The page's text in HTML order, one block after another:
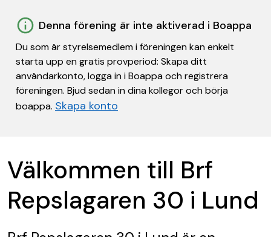
Denna förening är inte aktiverad i Boappa
Du som är styrelsemedlem i föreningen kan enkelt
starta upp en gratis provperiod: Skapa ditt
användarkonto, logga in i Boappa och registrera
föreningen. Bjud sedan in dina kollegor och börja
boappa. Skapa konto
Välkommen till Brf
Repslagaren 30 i Lund